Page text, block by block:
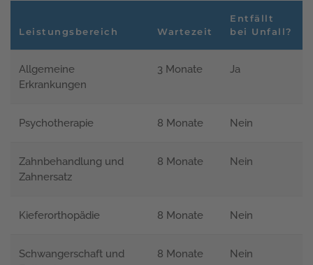
Leistungsbereich Wartezeit
Entfällt
bei Unfall?
Allgemeine
Erkrankungen
3 Monate Ja
Psychotherapie 8 Monate Nein
Zahnbehandlung und
Zahnersatz
8 Monate Nein
Kieferorthopädie 8 Monate Nein
Schwangerschaft und
8 Monate Nein